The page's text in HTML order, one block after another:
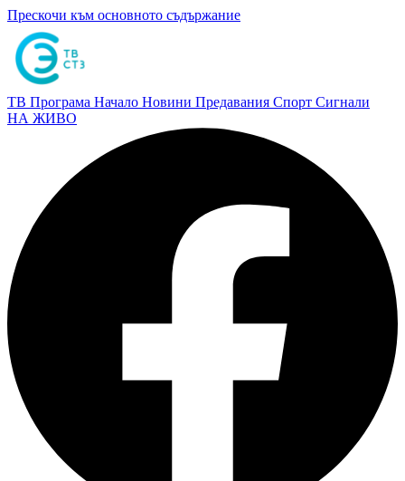
Прескочи към основното съдържание
ТВ Програма Начало Новини Предавания Спорт Сигнали
НА ЖИВО